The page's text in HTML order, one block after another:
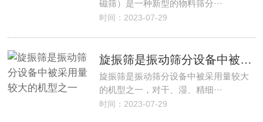
磁筛）是一种新型的物料筛分···
时间：2023-07-29
旋振筛是振动筛分设备中被采用量较大的机型之一
旋振筛是振动筛分设备中被采用量较大
的机型之一，对干、湿、精细···
时间：2023-07-29